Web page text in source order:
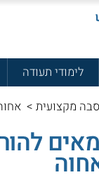
לימודי תעודה
מקצועית >